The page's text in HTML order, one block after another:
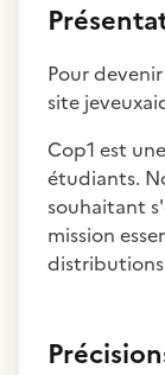
Pour
site
Cop1 est
étudiants.
souhaitant
mission
distributions